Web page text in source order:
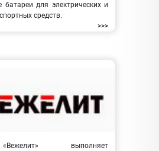
батареи для электрических и
средств.
>>>
выполняет